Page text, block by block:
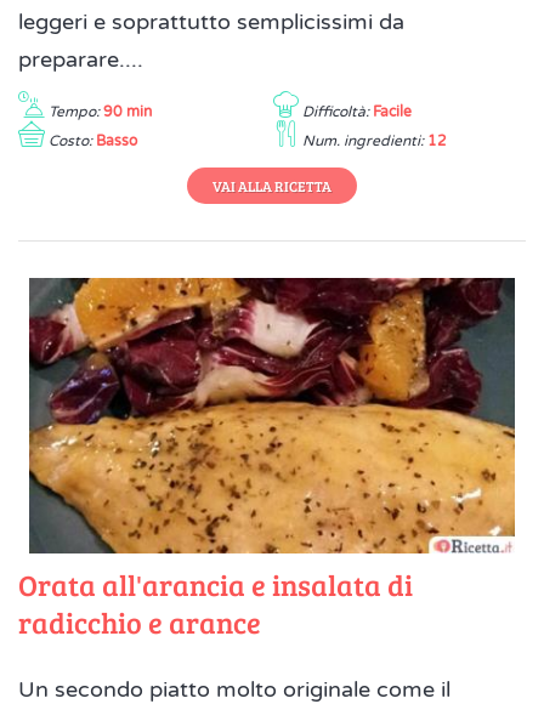
leggeri e soprattutto semplicissimi da
preparare....
Tempo: 90 min Difficoltà: Facile
Costo: Basso Num. ingredienti: 12
VAI ALLA RICETTA
Orata all'arancia e insalata di
radicchio e arance
Un secondo piatto molto originale come il